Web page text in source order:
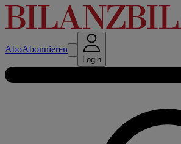
AboAbonnieren
Login